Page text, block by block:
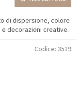
di dispersione, colore
decorazioni creative.
Codice: 3519